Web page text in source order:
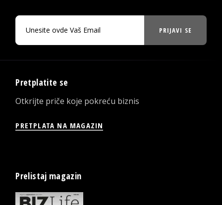
PRIJAVI SE
Pretplatite se
Otkrijte priče koje pokreću biznis
PRETPLATA NA MAGAZIN
Prelistaj magazin